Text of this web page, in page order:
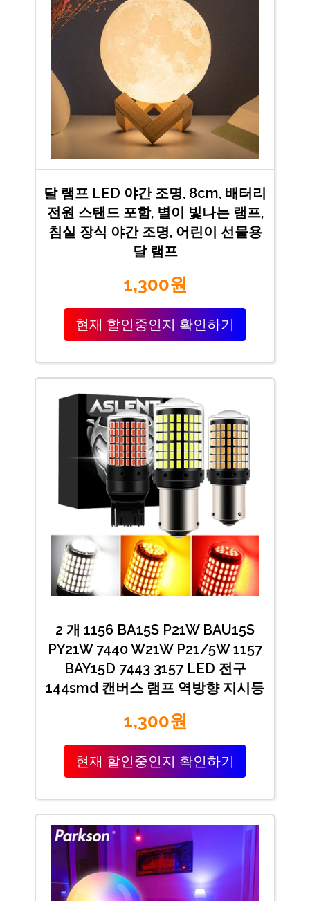
달 램프 LED 야간 조명, 8cm, 배터리
전원 스탠드 포함, 별이 빛나는 램프,
침실 장식 야간 조명, 어린이 선물용
달 램프
1,300원
현재 할인중인지 확인하기
2 개 1156 BA15S P21W BAU15S
PY21W 7440 W21W P21/5W 1157
BAY15D 7443 3157 LED 전구
144smd 캔버스 램프 역방향 지시등
1,300원
현재 할인중인지 확인하기